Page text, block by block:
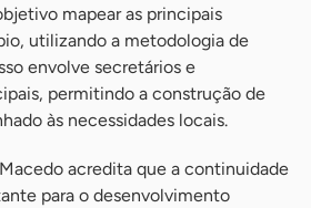
mapear as principais
utilizando a metodologia de
envolve secretários e
permitindo a construção de
às necessidades locais.
acredita que a continuidade
para o desenvolvimento